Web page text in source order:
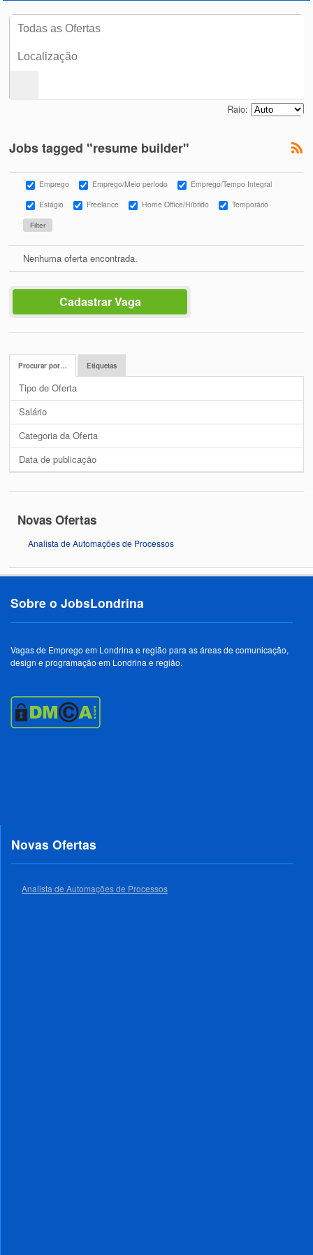
Raio:
Jobs tagged "resume builder"
Emprego Emprego/Meio período
Emprego/Tempo Integral
Estágio
Freelance Home Office/Híbrido Temporário
Nenhuma oferta encontrada.
Cadastrar Vaga
Procurar por… Etiquetas
Tipo de Oferta
Salário
Categoria da Oferta
Data de publicação
Novas Ofertas
Analista de Automações de Processos
Sobre o JobsLondrina
Vagas de Emprego em Londrina e região para as áreas de comunicação,
design e programação em Londrina e região.
Novas Ofertas
Analista de Automações de Processos